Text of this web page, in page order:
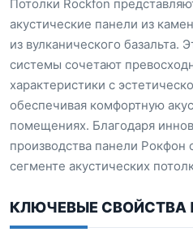
Потолки Rockfon
акустические панели из
из вулканического базальта.
системы сочетают
характеристики с
обеспечивая комфортную
помещениях. Благодаря
производства панели Рокфон
сегменте акустических
КЛЮЧЕВЫЕ СВОЙСТВА